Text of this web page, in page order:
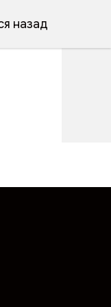
назад